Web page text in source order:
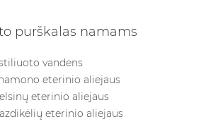
purškalas namams
vandens
eterinio aliejaus
eterinio aliejaus
eterinio aliejaus